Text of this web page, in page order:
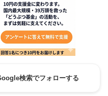
検索でフォローする